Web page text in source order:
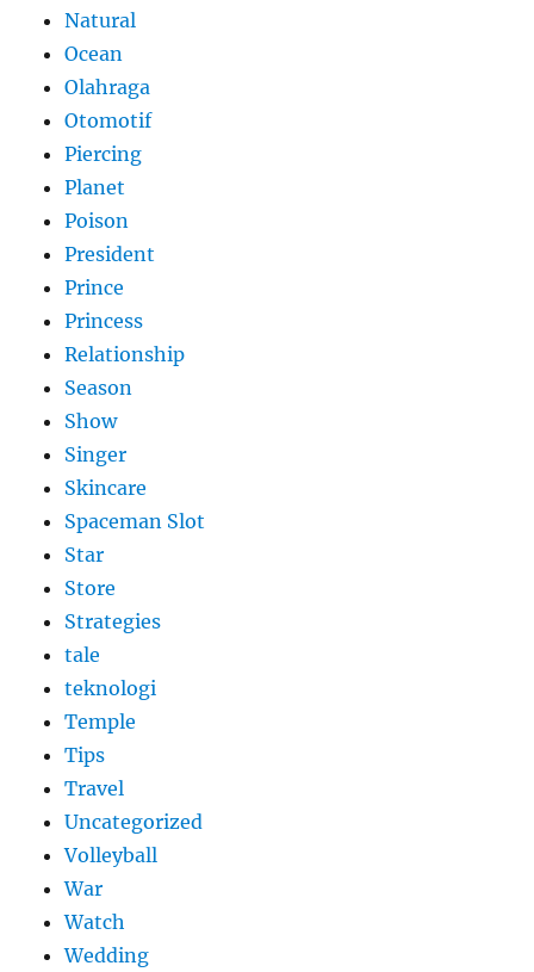
Natural
Ocean
Olahraga
Otomotif
Piercing
Planet
Poison
President
Prince
Princess
Relationship
Season
Show
Singer
Skincare
Spaceman Slot
Star
Store
Strategies
tale
teknologi
Temple
Tips
Travel
Uncategorized
Volleyball
War
Watch
Wedding